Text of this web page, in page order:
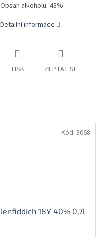
Obsah alkoholu: 43%
Detailní informace
TISK ZEPTAT SE
18Y 40% 0,7l
Kód:3068